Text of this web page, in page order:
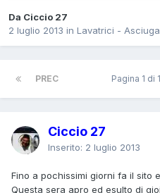
Da Ciccio 27
2 luglio 2013 in Lavatrici -
PREC Pagina 1 di
Ciccio 27
Inserito: 2 luglio 2013
Fino a pochissimi giorni fa il sito
Questa sera apro ed esulto di